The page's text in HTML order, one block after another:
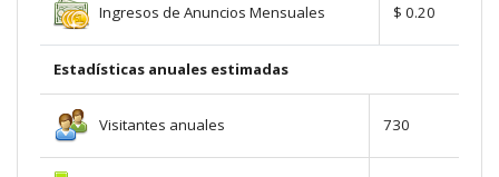
Ingresos de Anuncios Mensuales $ 0.20
Estadísticas anuales estimadas
Visitantes anuales 730